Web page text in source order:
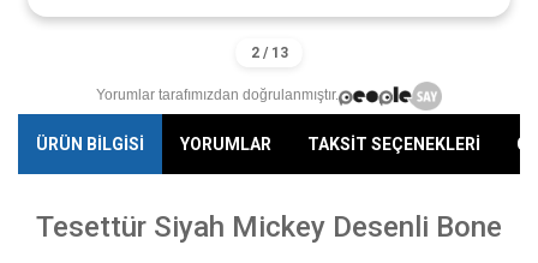
Yorumlar tarafımızdan doğrulanmıştır.
ÜRÜN BİLGİSİ YORUMLAR TAKSİT SEÇENEKLERİ
Tesettür Siyah Mickey Desenli Bone